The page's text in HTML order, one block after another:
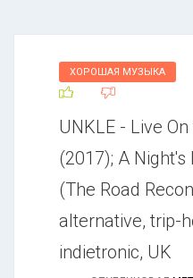
ХОРОШАЯ МУЗЫКА
UNKLE - Live
(2017); A Night's
(The Road
alternative, trip-
indietronic, UK